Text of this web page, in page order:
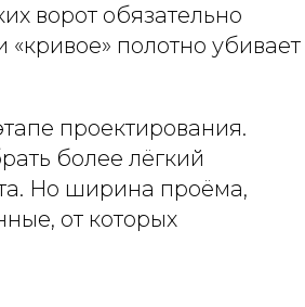
ворот обязательно
«кривое» полотно убивает
проектирования.
более лёгкий
Но ширина проёма,
от которых